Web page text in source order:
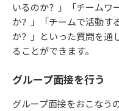
いるのか？」「チームワ
か？」「チームで活動す
か？」といった質問を通
ることができます。
グループ面接を行う
グループ面接をおこなう